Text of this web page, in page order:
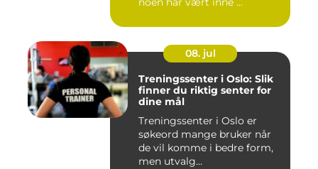
08. jul
Treningssenter i Oslo: Slik
finner du riktig senter for
dine mål
Treningssenter i Oslo er
søkeord mange bruker når
de vil komme i bedre form,
men utvalg...